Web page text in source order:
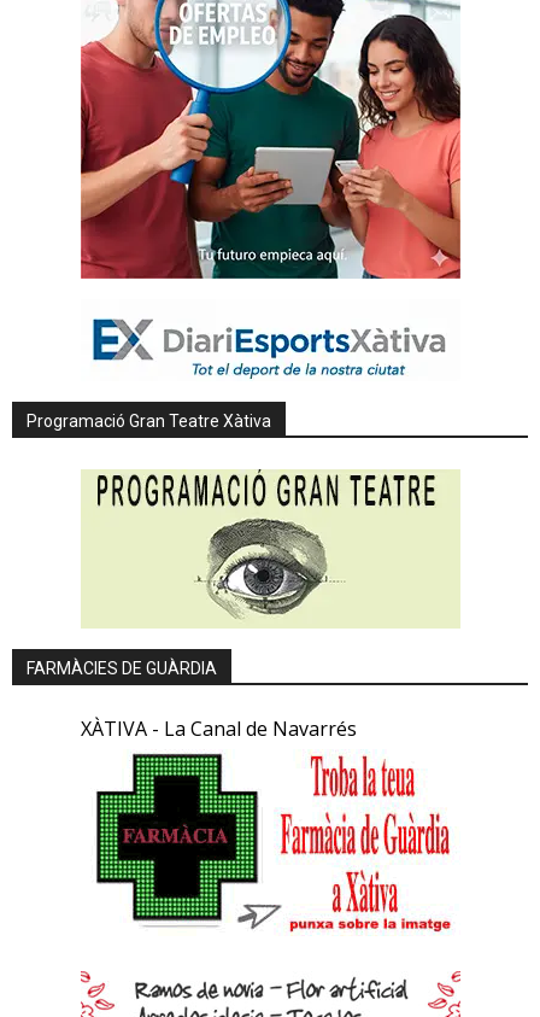
Programació Gran Teatre Xàtiva
FARMÀCIES DE GUÀRDIA
XÀTIVA - La Canal de Navarrés